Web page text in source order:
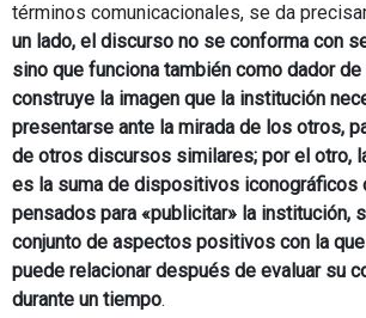
términos comunicacionales, se da
un lado, el discurso no se conforma con
sino que funciona también como dador
construye la imagen que la institución
presentarse ante la mirada de los otros,
de otros discursos similares; por el otro,
es la suma de dispositivos iconográficos
pensados para «publicitar» la institución,
conjunto de aspectos positivos con la
puede relacionar después de evaluar su
durante un tiempo.